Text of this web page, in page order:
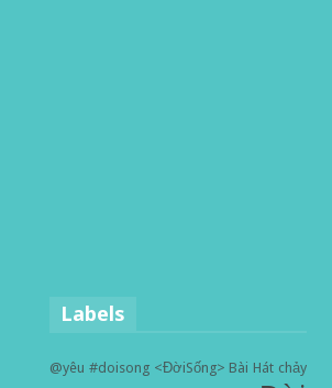
Labels
@yêu #doisong <ĐờiSống> Bài Hát chảy